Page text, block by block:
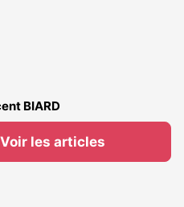
BIARD
Voir les articles